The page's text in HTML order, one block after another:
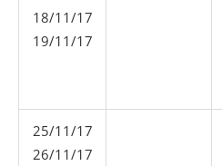
18/11/17
19/11/17
25/11/17
26/11/17